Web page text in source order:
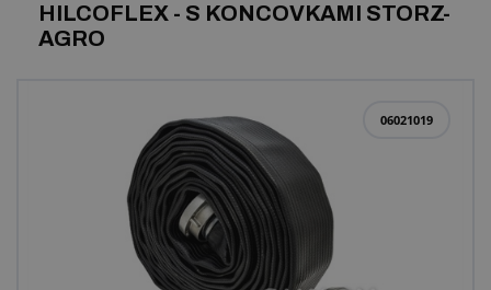
Profily a výroba těsnění
Dopravníkové pásy a montáž
Zlepšení pracovního prostředí
Další pryžové a plastové výrobky
HILCOFLEX - S KONCOVKAMI STORZ-
AGRO
06021019